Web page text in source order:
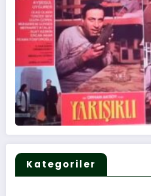
Kategoriler